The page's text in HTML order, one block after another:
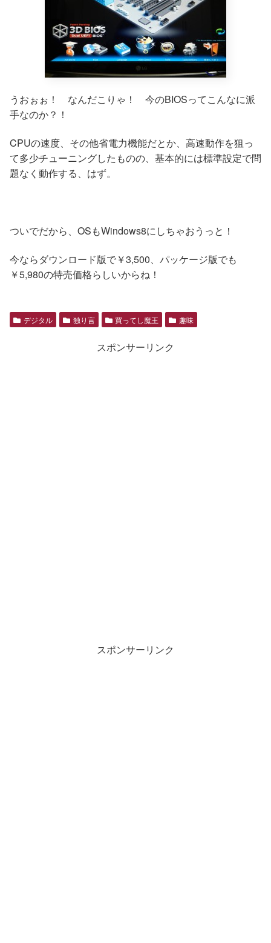
うおぉぉ！ なんだこりゃ！ 今のBIOSってこんなに派
手なのか？！
CPUの速度、その他省電力機能だとか、高速動作を狙っ
て多少チューニングしたものの、基本的には標準設定で問
題なく動作する、はず。
ついでだから、OSもWindows8にしちゃおうっと！
今ならダウンロード版で￥3,500、パッケージ版でも
￥5,980の特売価格らしいからね！
デジタル 独り言 買ってし魔王 趣味
スポンサーリンク
スポンサーリンク